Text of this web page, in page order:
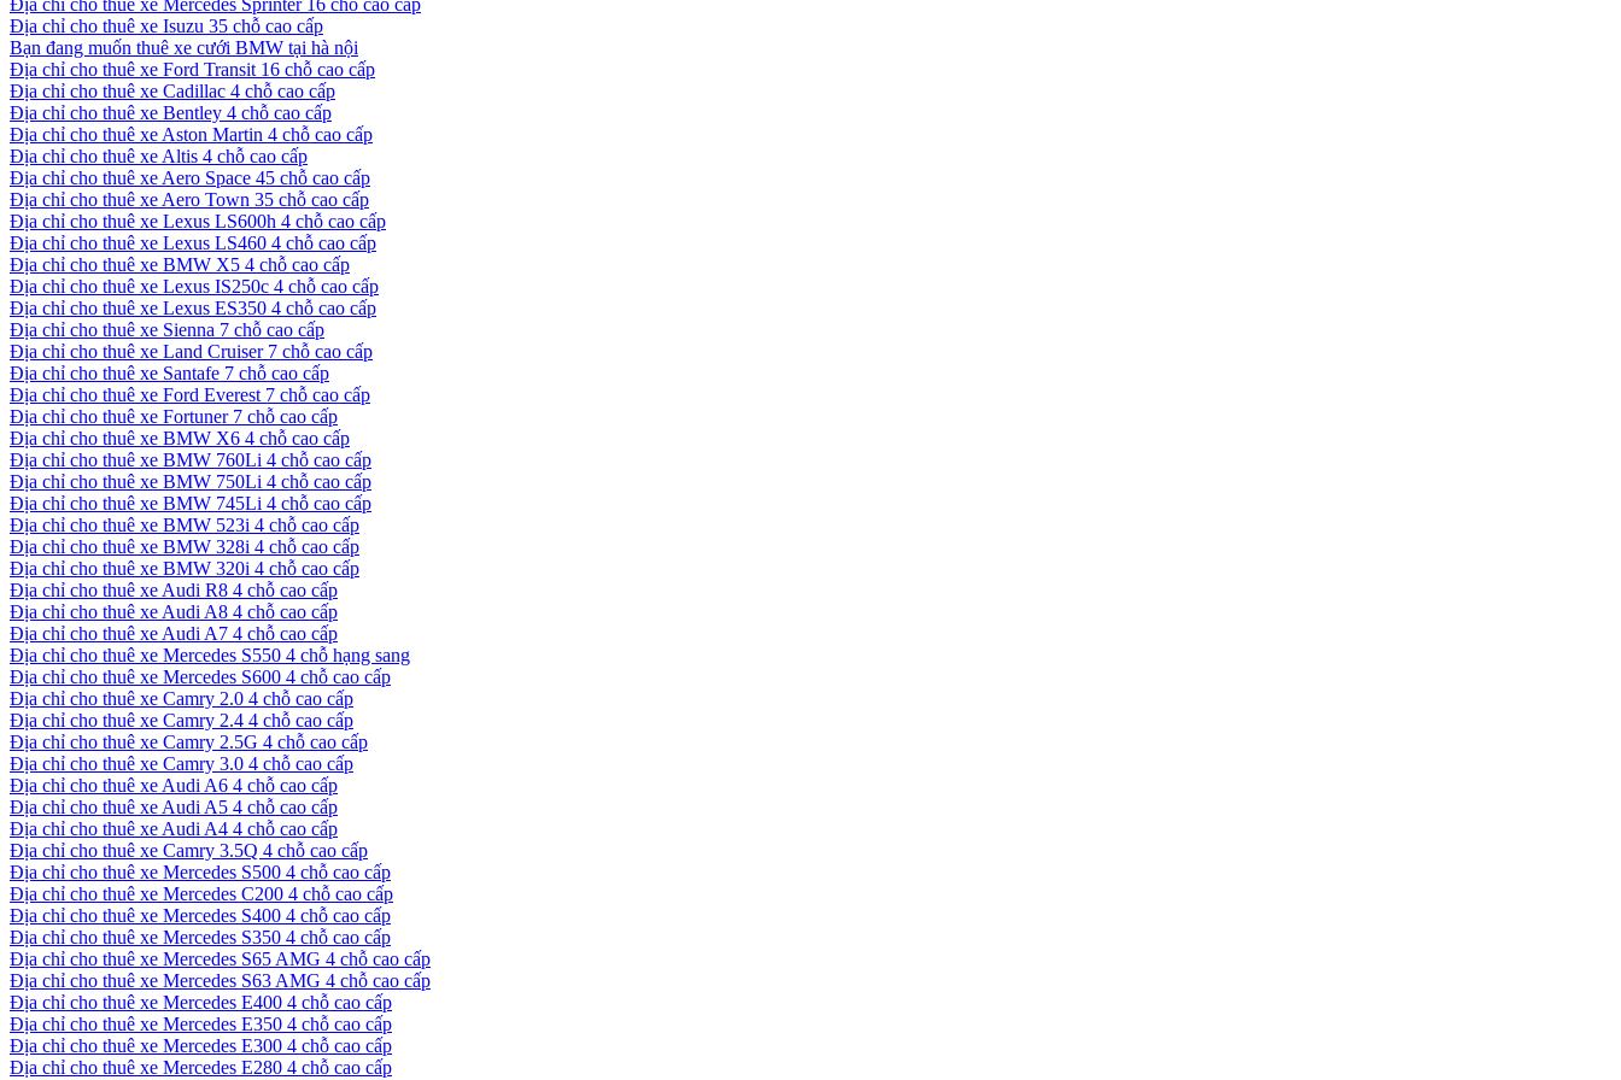
Địa chỉ cho thuê xe Mercedes Sprinter 16 chỗ cao cấp
Địa chỉ cho thuê xe Isuzu 35 chỗ cao cấp
Bạn đang muốn thuê xe cưới BMW tại hà nội
Địa chỉ cho thuê xe Ford Transit 16 chỗ cao cấp
Địa chỉ cho thuê xe Cadillac 4 chỗ cao cấp
Địa chỉ cho thuê xe Bentley 4 chỗ cao cấp
Địa chỉ cho thuê xe Aston Martin 4 chỗ cao cấp
Địa chỉ cho thuê xe Altis 4 chỗ cao cấp
Địa chỉ cho thuê xe Aero Space 45 chỗ cao cấp
Địa chỉ cho thuê xe Aero Town 35 chỗ cao cấp
Địa chỉ cho thuê xe Lexus LS600h 4 chỗ cao cấp
Địa chỉ cho thuê xe Lexus LS460 4 chỗ cao cấp
Địa chỉ cho thuê xe BMW X5 4 chỗ cao cấp
Địa chỉ cho thuê xe Lexus IS250c 4 chỗ cao cấp
Địa chỉ cho thuê xe Lexus ES350 4 chỗ cao cấp
Địa chỉ cho thuê xe Sienna 7 chỗ cao cấp
Địa chỉ cho thuê xe Land Cruiser 7 chỗ cao cấp
Địa chỉ cho thuê xe Santafe 7 chỗ cao cấp
Địa chỉ cho thuê xe Ford Everest 7 chỗ cao cấp
Địa chỉ cho thuê xe Fortuner 7 chỗ cao cấp
Địa chỉ cho thuê xe BMW X6 4 chỗ cao cấp
Địa chỉ cho thuê xe BMW 760Li 4 chỗ cao cấp
Địa chỉ cho thuê xe BMW 750Li 4 chỗ cao cấp
Địa chỉ cho thuê xe BMW 745Li 4 chỗ cao cấp
Địa chỉ cho thuê xe BMW 523i 4 chỗ cao cấp
Địa chỉ cho thuê xe BMW 328i 4 chỗ cao cấp
Địa chỉ cho thuê xe BMW 320i 4 chỗ cao cấp
Địa chỉ cho thuê xe Audi R8 4 chỗ cao cấp
Địa chỉ cho thuê xe Audi A8 4 chỗ cao cấp
Địa chỉ cho thuê xe Audi A7 4 chỗ cao cấp
Địa chỉ cho thuê xe Mercedes S550 4 chỗ hạng sang
Địa chỉ cho thuê xe Mercedes S600 4 chỗ cao cấp
Địa chỉ cho thuê xe Camry 2.0 4 chỗ cao cấp
Địa chỉ cho thuê xe Camry 2.4 4 chỗ cao cấp
Địa chỉ cho thuê xe Camry 2.5G 4 chỗ cao cấp
Địa chỉ cho thuê xe Camry 3.0 4 chỗ cao cấp
Địa chỉ cho thuê xe Audi A6 4 chỗ cao cấp
Địa chỉ cho thuê xe Audi A5 4 chỗ cao cấp
Địa chỉ cho thuê xe Audi A4 4 chỗ cao cấp
Địa chỉ cho thuê xe Camry 3.5Q 4 chỗ cao cấp
Địa chỉ cho thuê xe Mercedes S500 4 chỗ cao cấp
Địa chỉ cho thuê xe Mercedes C200 4 chỗ cao cấp
Địa chỉ cho thuê xe Mercedes S400 4 chỗ cao cấp
Địa chỉ cho thuê xe Mercedes S350 4 chỗ cao cấp
Địa chỉ cho thuê xe Mercedes S65 AMG 4 chỗ cao cấp
Địa chỉ cho thuê xe Mercedes S63 AMG 4 chỗ cao cấp
Địa chỉ cho thuê xe Mercedes E400 4 chỗ cao cấp
Địa chỉ cho thuê xe Mercedes E350 4 chỗ cao cấp
Địa chỉ cho thuê xe Mercedes E300 4 chỗ cao cấp
Địa chỉ cho thuê xe Mercedes E280 4 chỗ cao cấp